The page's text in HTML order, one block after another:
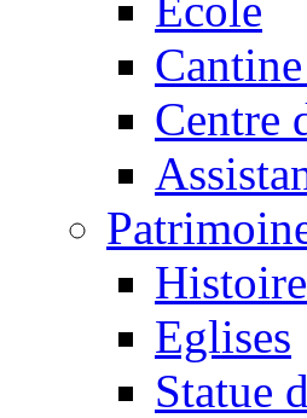
Centre
Eglises
Statue